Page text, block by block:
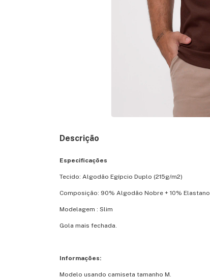
Descrição
Especificações
Tecido: Algodão Egípcio Duplo (215g/m2)
Composição: 90% Algodão Nobre + 10% Elastano
Modelagem : Slim
Gola mais fechada.
Informações:
Modelo usando camiseta tamanho M.